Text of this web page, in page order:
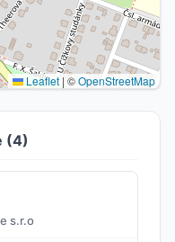
Leaflet | ©OpenStreetMap
(4)
s.r.o